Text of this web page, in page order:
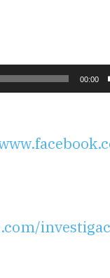
00:00